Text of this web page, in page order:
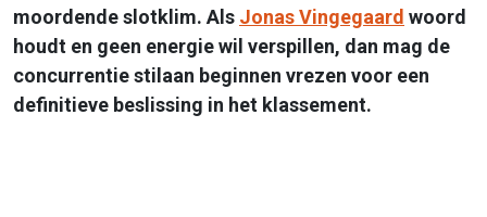
moordende slotklim. Als Jonas Vingegaard woord
houdt en geen energie wil verspillen, dan mag de
concurrentie stilaan beginnen vrezen voor een
definitieve beslissing in het klassement.